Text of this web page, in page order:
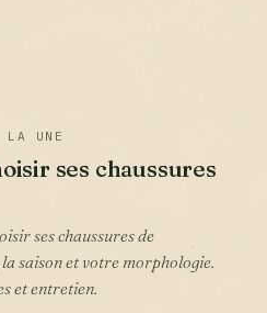
UNE
ses chaussures
saison et votre morphologie.
et entretien.